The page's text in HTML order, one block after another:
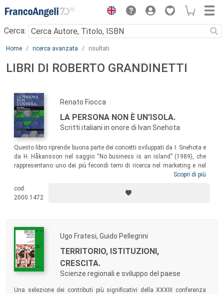
Menu
Cerca:
Main content
Home ricerca avanzata risultati
LIBRI DI ROBERTO GRANDINETTI
Renato Fiocca
LA PERSONA NON È UN'ISOLA.
Scritti italiani in onore di Ivan Snehota
Questo libro riprende buona parte dei concetti sviluppati da I. Snehota e
da H. Håkansson nel saggio “No business is an island” (1989), che
rappresentano uno dei più fecondi temi di ricerca nel marketing e nel
management. Il testo raccoglie una serie di contributi di autori italiani
relationship
, e vuole essere un tributo di riconoscenza al
collega e amico Ivan Snehota, accademico sempre disponibile al
Scopri di più
cod.
2000.1472
Ugo Fratesi, Guido Pellegrini
TERRITORIO, ISTITUZIONI,
CRESCITA.
Scienze regionali e sviluppo del paese
Una selezione dei contributi più significativi della XXXIII conferenza